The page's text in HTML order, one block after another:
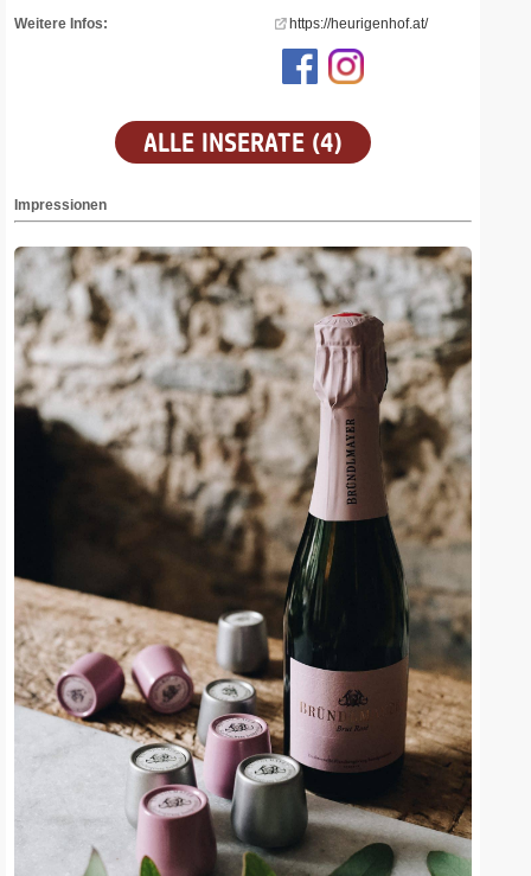
Weitere Infos:
https://heurigenhof.at/
ALLE INSERATE (4)
Impressionen